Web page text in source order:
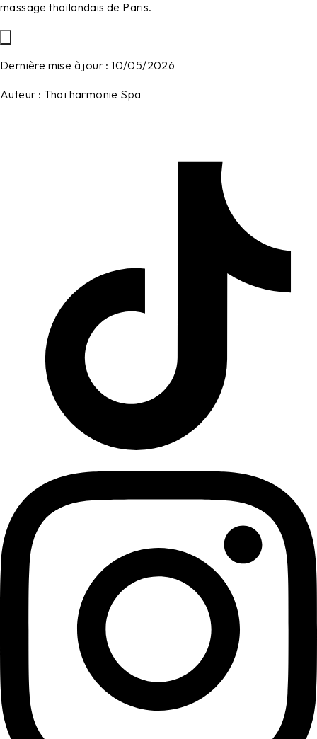
massage thaïlandais de Paris.
Dernière mise à jour : 10/05/2026
Auteur : Thaï harmonie Spa